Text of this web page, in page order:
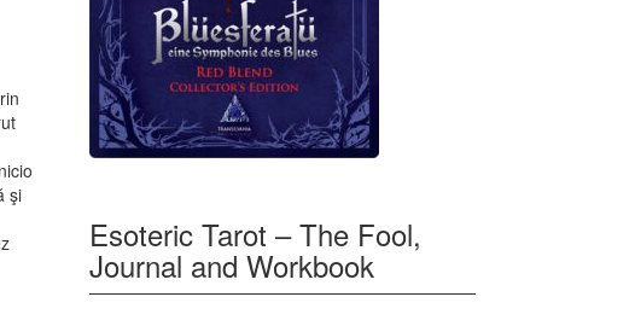
şi
Esoteric Tarot – The Fool,
Journal and Workbook